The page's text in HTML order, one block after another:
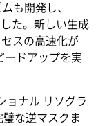
も開発し、
た。新しい生成
スの高速化が
ードアップを実
ョナル リソグラ
な逆マスクま